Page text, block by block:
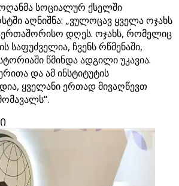
სოციალურ ქსელში
აღნიშნა: „ვულოცავ ყველა ოჯახს
დღეს. ოჯახს, რომელიც
საფუძველია, ჩვენს რწმენაში,
წმინდა ადგილი უკავია.
და ამ ინსტიტუტის
ყველანი ერთად მივაღწევთ